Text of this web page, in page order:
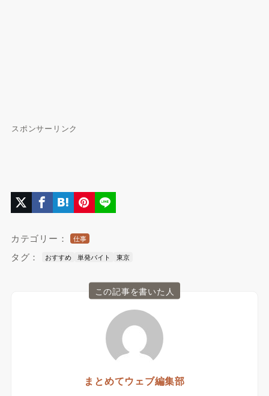
スポンサーリンク
カテゴリー： 仕事
タグ： おすすめ 単発バイト 東京
この記事を書いた人
まとめてウェブ編集部